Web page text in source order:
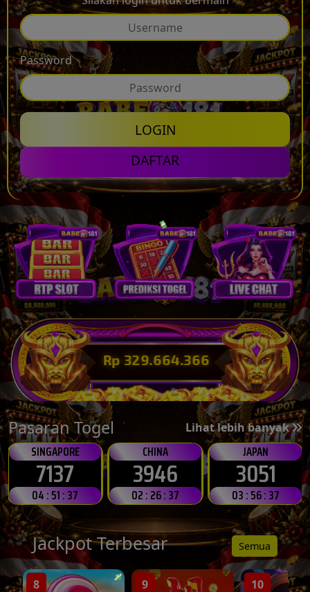
Password
LOGIN
DAFTAR
Rp 329.675.097
Pasaran Togel Lihat lebih banyak
SINGAPORE
7137
04 : 51 : 35
CHINA
3946
02 : 26 : 35
JAPAN
3051
03 : 56 : 35
Jackpot Terbesar Semua
8 9 10
💵